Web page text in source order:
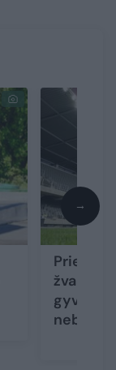
Prieš
nebuvo
→